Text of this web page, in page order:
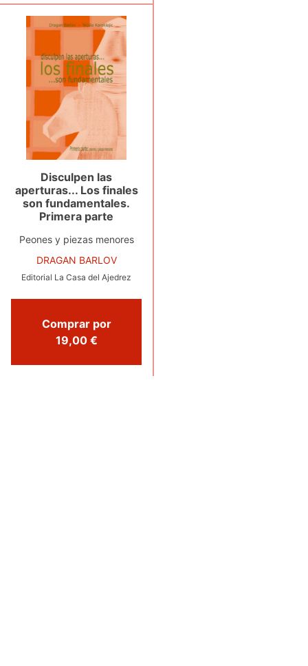
Disculpen las
aperturas... Los finales
son fundamentales.
Primera parte
Peones y piezas menores
DRAGAN BARLOV
Editorial La Casa del Ajedrez
Comprar por
19,00 €